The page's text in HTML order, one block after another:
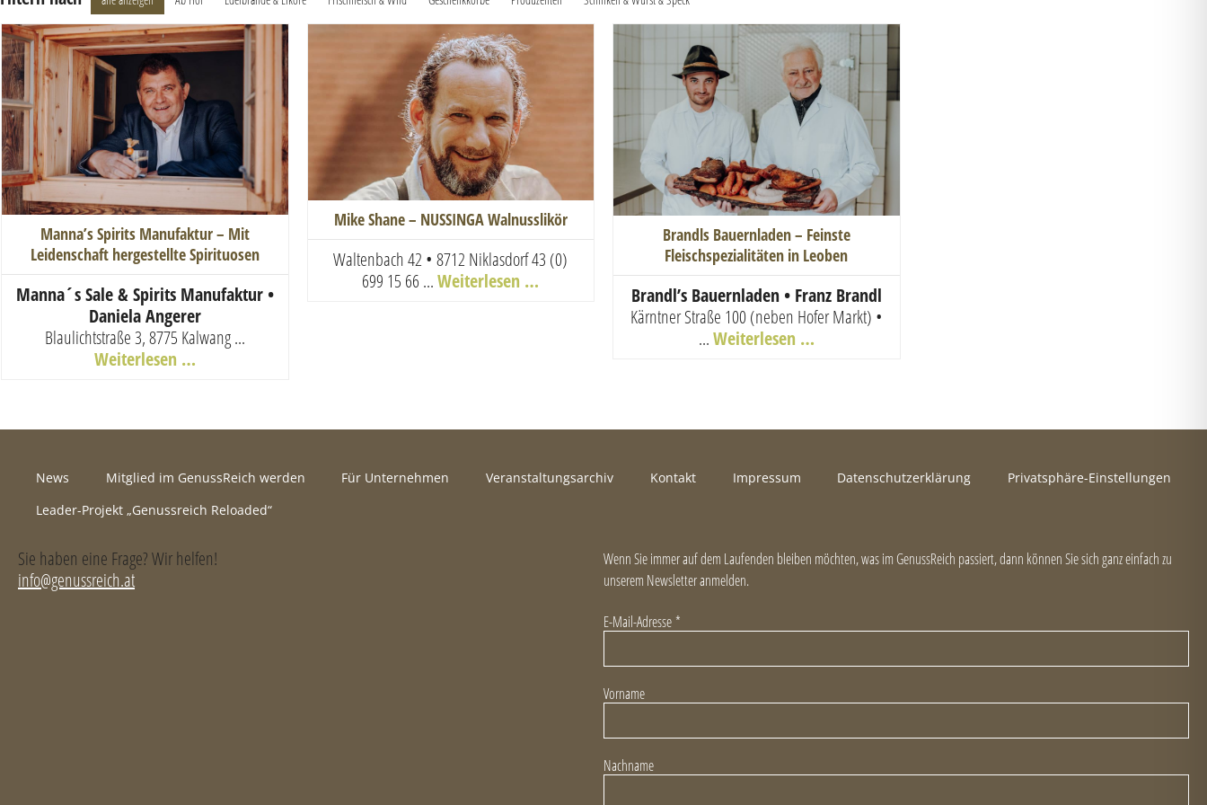
Manna’s Spirits Manufaktur – Mit
Leidenschaft hergestellte Spirituosen
Manna´s Sale & Spirits Manufaktur •
Daniela Angerer
Blaulichtstraße 3, 8775 Kalwang...
Weiterlesen …
Mike Shane – NUSSINGA Walnusslikör
Waltenbach 42 • 8712 Niklasdorf43 (0)
699 15 66 ...Weiterlesen …
Brandls Bauernladen – Feinste
Fleischspezialitäten in Leoben
Brandl’s Bauernladen • Franz Brandl
Kärntner Straße 100 (neben Hofer Markt) •
...Weiterlesen …
News Mitglied im GenussReich werden Für Unternehmen Veranstaltungsarchiv Kontakt Impressum Datenschutzerklärung
Privatsphäre-Einstellungen
Leader-Projekt „Genussreich Reloaded“
Sie haben eine Frage? Wir helfen!
info@genussreich.at
Wenn Sie immer auf dem Laufenden bleiben möchten, was im GenussReich passiert, dann können Sie sich ganz einfach zu
unserem Newsletter anmelden.
E-Mail-Adresse *
Vorname
Nachname